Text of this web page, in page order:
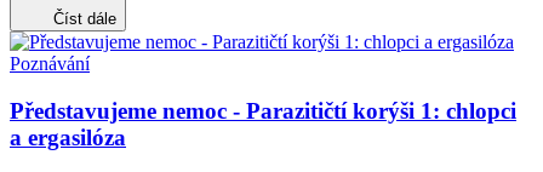
Číst dále
Poznávání
Představujeme nemoc - Parazitičtí korýši 1: chlopci
a ergasilóza